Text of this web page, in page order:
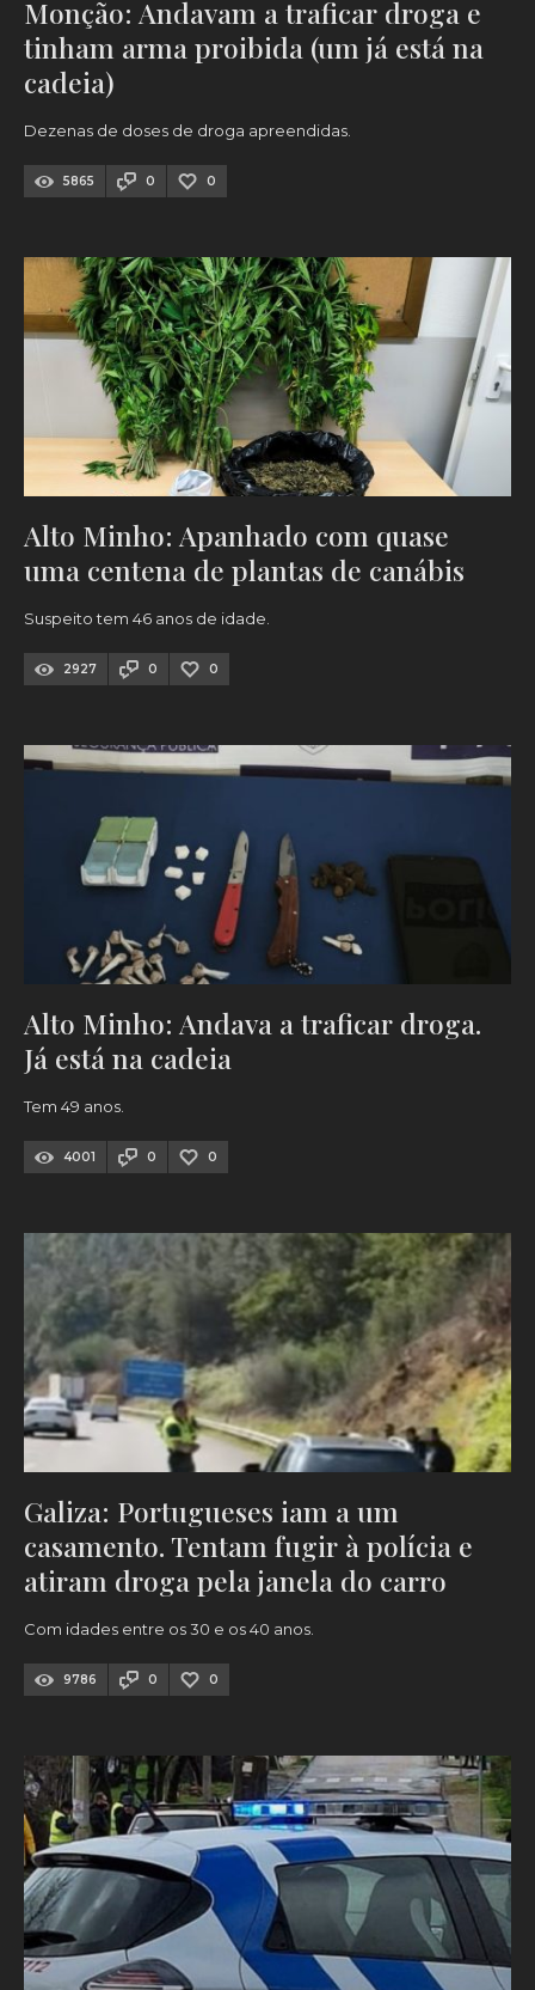
Monção: Andavam a traficar droga e
tinham arma proibida (um já está na
cadeia)
Dezenas de doses de droga apreendidas.
5865 0 0
Alto Minho: Apanhado com quase
uma centena de plantas de canábis
Suspeito tem 46 anos de idade.
2927 0 0
Alto Minho: Andava a traficar droga.
Já está na cadeia
Tem 49 anos.
4001 0 0
Galiza: Portugueses iam a um
casamento. Tentam fugir à polícia e
atiram droga pela janela do carro
Com idades entre os 30 e os 40 anos.
9786 0 0